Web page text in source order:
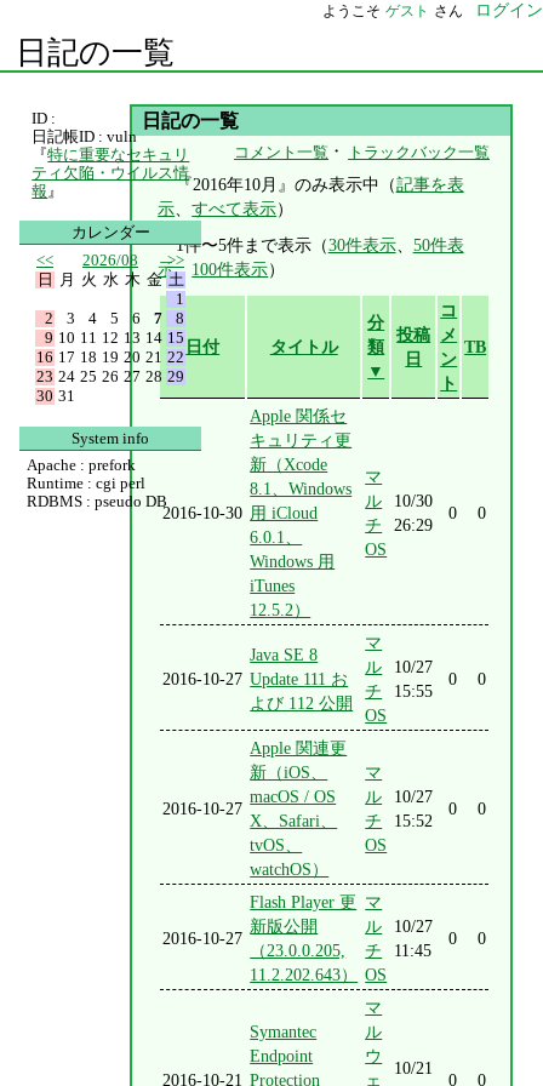
ようこそ ゲスト さん ログイン
日記の一覧
日記の一覧
コメント一覧 ・ トラックバック一覧
『2016年10月』のみ表示中（記事を表
示、すべて表示）
1件〜5件まで表示（30件表示、 50件表
示、 100件表示）
日付 タイトル
分
類
▼
投稿
日
コ
メ
ン
ト
TB
2016-10-30
Apple 関係セ
キュリティ更
新（Xcode
8.1、Windows
用 iCloud
6.0.1、
Windows 用
iTunes
12.5.2）
マ
ル
チ
OS
10/30
26:29
0 0
2016-10-27
Java SE 8
Update 111 お
よび 112 公開
マ
ル
チ
OS
10/27
15:55
0 0
2016-10-27
Apple 関連更
新（iOS、
macOS / OS
X、Safari、
tvOS、
watchOS）
マ
ル
チ
OS
10/27
15:52
0 0
2016-10-27
Flash Player 更
新版公開
（23.0.0.205,
11.2.202.643）
マ
ル
チ
OS
10/27
11:45
0 0
2016-10-21
Symantec
Endpoint
Protection
マ
ル
ウ
ェ
10/21
0 0
ID :
日記帳ID : vuln
『特に重要なセキュリ
ティ欠陥・ウイルス情
報 』
カレンダー
<<
2026/08
>>
日
月 火 水 木 金 土
1
2
3 4 5 6 7
8
9 10 11 12 13 14 15
16 17 18 19 20 21 22
23 24 25 26 27 28 29
30 31
System info
Apache : prefork
Runtime : cgi perl
RDBMS : pseudo DB